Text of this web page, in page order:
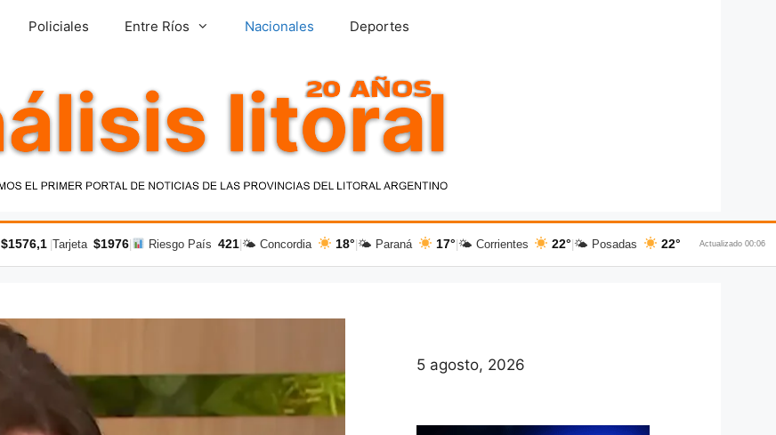
Policiales Entre Ríos Nacionales Deportes
$1576,1 Tarjeta $1976| Riesgo País 421| 🌤 Concordia 18° 🌤 Paraná 17° 🌤 Corrientes 22° 🌤 Posadas 22° Actualizado 00:06
5 agosto, 2026